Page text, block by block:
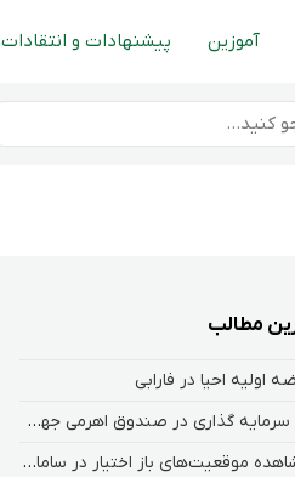
آموزین پیشنهادات و انتقادات
مطالب
اولیه احیا در فارابی
راهنمای سرمایه گذاری در صندوق اهرمی جهش
نحوه‌ مشاهده‌ موقعیت‌های باز اختیار در سامانه هلیوم و نکست